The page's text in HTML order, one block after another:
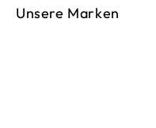
Unsere Marken